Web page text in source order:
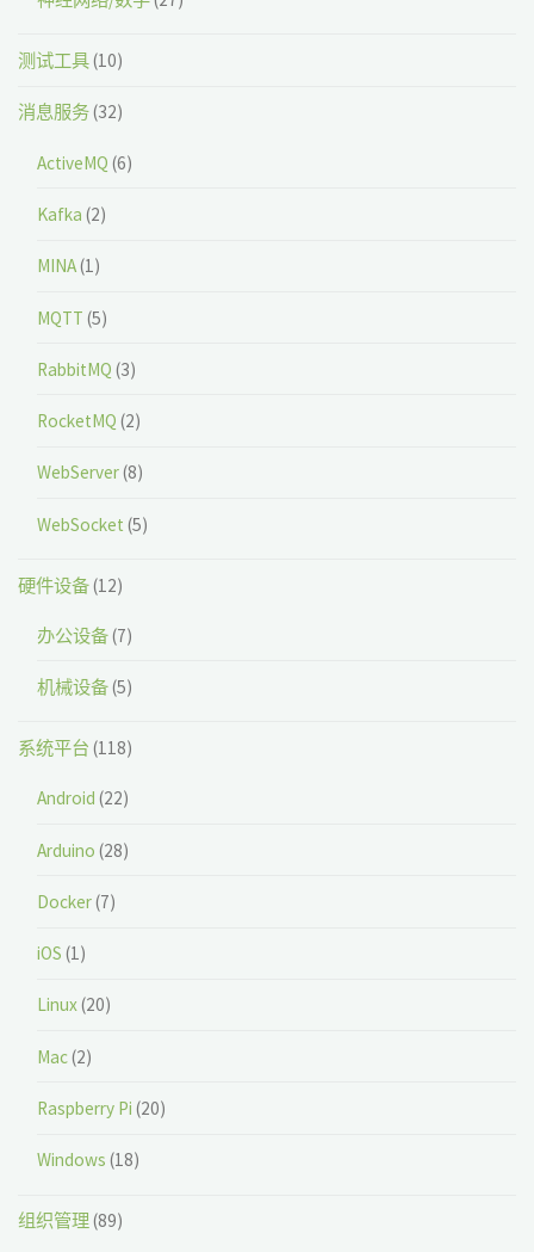
测试工具(10)
消息服务(32)
ActiveMQ (6)
Kafka (2)
MINA(1)
MQTT (5)
RabbitMQ (3)
RocketMQ (2)
WebServer(8)
WebSocket (5)
硬件设备(12)
办公设备(7)
机械设备(5)
系统平台 (118)
Android (22)
Arduino (28)
Docker(7)
iOS (1)
Linux(20)
Mac(2)
Raspberry Pi (20)
Windows (18)
组织管理(89)